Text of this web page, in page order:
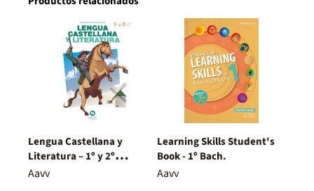
Lengua Castellana y
Literatura – 1º y 2º
Bachillerato – Nuevo
Aavv
Learning Skills Student's
Book - 1º Bach.
Aavv